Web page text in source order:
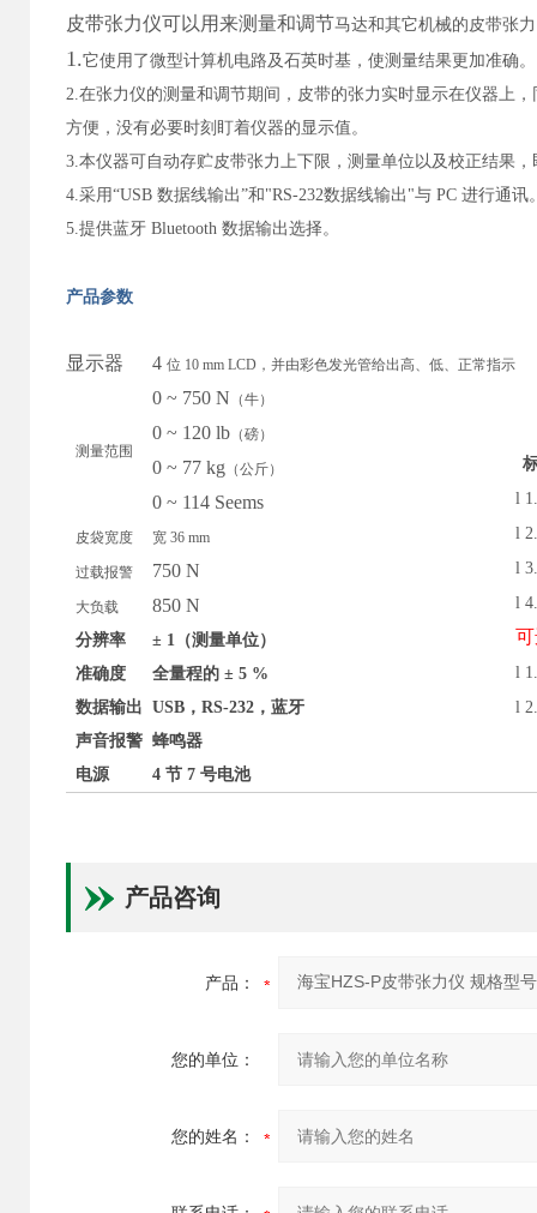
皮带张力仪可以用来测量和调节马达和其它机械的皮带张
1.它使用了微型计算机电路及石英时基，使测量结果更加准确。
2.在张力仪的测量和调节期间，皮带的张力实时显示在仪器上
方便，没有必要时刻盯着仪器的显示值。
3.本仪器可自动存贮皮带张力上下限，测量单位以及校正结果
4.采用“USB 数据线输出”和 "RS-232数据线输出 "与 PC 进行通讯
5.提供蓝牙 Bluetooth 数据输出选择。
产品参数
显示器 4 位 10 mm LCD，并由彩色发光管给出高、低、正常指示
测量范围
0 ~ 750 N （牛）
l
l
l
l
l
l
0 ~ 120 lb （磅）
0 ~ 77 kg （公斤）
0 ~ 114 Seems
皮袋宽度 宽 36 mm
过载报警 750 N
大负载 850 N
分辨率
± 1（测量单位）
准确度
全量程的 ± 5 %
数据输出 USB，RS-232，蓝牙
声音报警 蜂鸣器
电源
4 节 7 号电池
产品咨询
产品：
您的单位：
您的姓名：